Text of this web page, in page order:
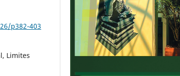
p382-403
Limites